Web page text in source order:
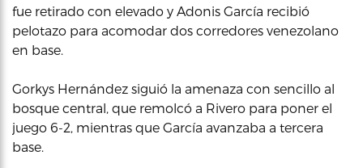
fue retirado con elevado y Adonis García recibió
pelotazo para acomodar dos corredores venezolano
en base.
Gorkys Hernández siguió la amenaza con sencillo al
bosque central, que remolcó a Rivero para poner el
juego 6-2, mientras que García avanzaba a tercera
base.